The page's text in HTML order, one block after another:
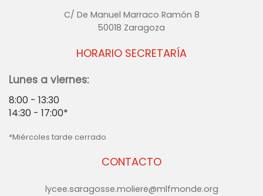
C/ De Manuel Marraco Ramón 8
50018 Zaragoza
CONTACTO
lycee.saragosse.moliere@mlfmonde.org
HORARIO SECRETARÍA
Lunes a viernes:
8:00 - 13:30
14:30 - 17:00*
*Miércoles tarde cerrado